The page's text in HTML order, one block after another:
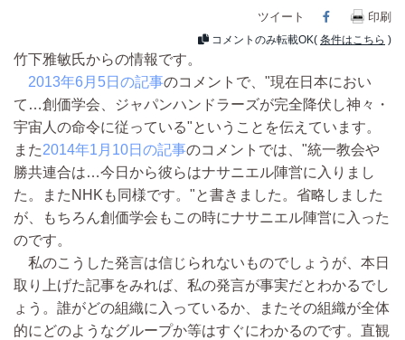
ツイート Facebook
印刷
コメントのみ転載OK( 条件はこちら )
竹下雅敏氏からの情報です。
2013年6月5日の記事のコメントで、"現在日本におい
て…創価学会、ジャパンハンドラーズが完全降伏し神々・
宇宙人の命令に従っている"ということを伝えています。
また2014年1月10日の記事のコメントでは、"統一教会や
勝共連合は…今日から彼らはナサニエル陣営に入りまし
た。またNHKも同様です。"と書きました。省略しました
が、もちろん創価学会もこの時にナサニエル陣営に入った
のです。
私のこうした発言は信じられないものでしょうが、本日
取り上げた記事をみれば、私の発言が事実だとわかるでし
ょう。誰がどの組織に入っているか、またその組織が全体
的にどのようなグループか等はすぐにわかるのです。直観